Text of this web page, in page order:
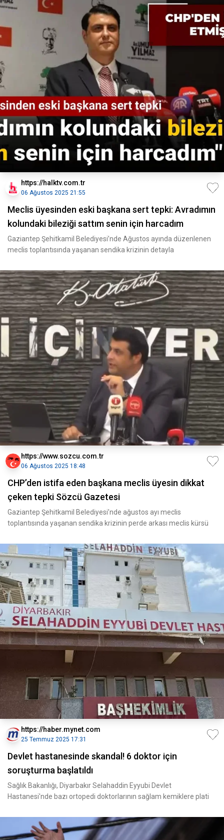
https://halktv.com.tr
06 Ağustos 2025 21:55
Meclis üyesinden eski başkana sert tepki: Avradımın
kolundaki bileziği sattım senin için harcadım
Gaziantep Şehitkamil Belediyesi’nde Ağustos ayında düzenlenen
meclis toplantısında yaşanan sendika krizinin detayla
https://www.sozcu.com.tr
06 Ağustos 2025 18:48
CHP’den istifa eden başkana meclis üyesin dikkat
çeken tepki Sözcü Gazetesi
Gaziantep Şehitkamil Belediyesi’nde ağustos ayı meclis
toplantısında yaşanan sendika krizinin perde arkası meclis kürsü
https://haber.mynet.com
25 Temmuz 2025 17:31
Devlet hastanesinde skandal! 6 doktor için
soruşturma başlatıldı
Sağlık Bakanlığı, Diyarbakır Selahaddin Eyyubi Devlet
Hastanesi'nde bazı ortopedi doktorlarının sağlam kemiklere plati